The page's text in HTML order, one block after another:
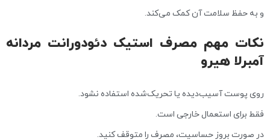
و به حفظ سلامت آن کمک می‌کند.
نکات مهم مصرف استیک دئودورانت مردانه
آمبرلا هیرو
روی پوست آسیب‌دیده یا تحریک‌شده استفاده نشود.
فقط برای استعمال خارجی است.
در صورت بروز حساسیت، مصرف را متوقف کنید.